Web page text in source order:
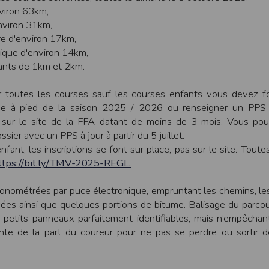
63km,
31km,
d'environ 17km,
d'environ 14km,
de 1km et 2km.
toutes les courses sauf les courses enfants vous devez
à pied de la saison 2025 / 2026 ou renseigner un PPS
le site de la FFA datant de moins de 3 mois. Vous
avec un PPS à jour à partir du 5 juillet.
les inscriptions se font sur place, pas sur le site.
bit.ly/TMV-2025-REGL.
par puce électronique, empruntant les chemins,
ainsi que quelques portions de bitume. Balisage du
panneaux parfaitement identifiables, mais
de la part du coureur pour ne pas se perdre ou sortir
assistance technique vis à vis de l’utilisateur que ce soit par des
en cas d’impossibilité d’accès à ce site et/ou d’utilisation des
le site ou une partie des services, à tout moment sans
responsable des interruptions, et des conséquences qui peuvent en
à tout moment et sans préavis, les présentes conditions
et les limites d’Internet, et notamment reconnaît que :
sur les services accessibles par Internet et n’exerce aucun contrôle de
par l’intermédiaire de son centre serveur.
ou confidentielle se fait à ses risques et périls.
sur Internet peuvent être réglementées en termes d’usage ou être
des données qu’il consulte, interroge et transfère sur Internet.
d’aucun moyen de contrôle sur le contenu des services
internet www.timepulse.run peuvent recevoir des offres des partenaires
internet www.timepulse.run peuvent recevoir des offres les